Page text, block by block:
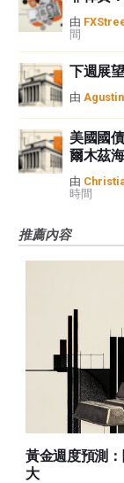
由
間
下週展
由
美國國
爾木茲
由
時間
推薦內容
黃金週度預測
大